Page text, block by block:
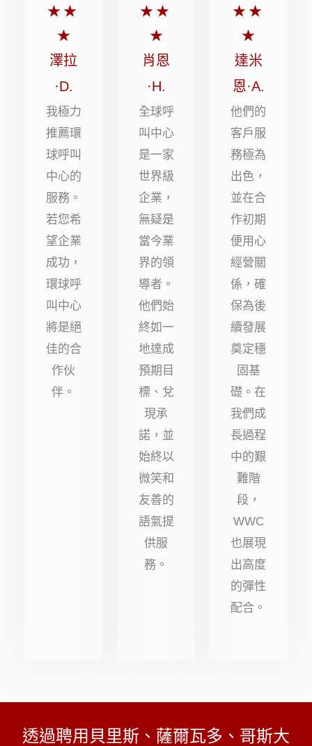
★ ★
★
分
5
顆
（滿
分
5
顆
澤拉
·D.
我極力
推薦環
球呼叫
中心的
服務。
若您希
望企業
成功，
環球呼
叫中心
將是絕
佳的合
作伙
伴。
★ ★
★
分
5
顆
（滿
分
5
顆
肖恩
·H.
全球呼
叫中心
是一家
世界級
企業，
無疑是
當今業
界的領
導者。
他們始
終如一
地達成
預期目
標、兌
現承
諾，並
始終以
微笑和
友善的
語氣提
供服
務。
★ ★
★
分
顆
星
（滿
分
5
顆
星）
達米
恩·A.
他們的
客戶服
務極為
出色，
並在合
作初期
便用心
經營關
係，確
保為後
續發展
奠定穩
固基
礎。在
我們成
長過程
中的艱
難階
段，
WWC
也展現
出高度
的彈性
配合。
透過聘用貝里斯、薩爾瓦多、哥斯大